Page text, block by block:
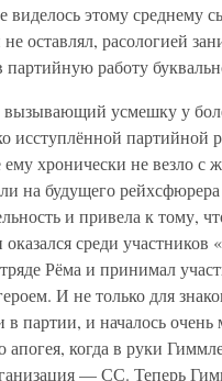
виделось этому
оставлял, расологией
партийную работу
усмешку у
исступлённой партийной
хронически не везло с
на будущего
и привела к тому,
оказался среди
Рёма и принимал
И не только для
партии, и началось
апогея, когда в руки
— СС. Теперь